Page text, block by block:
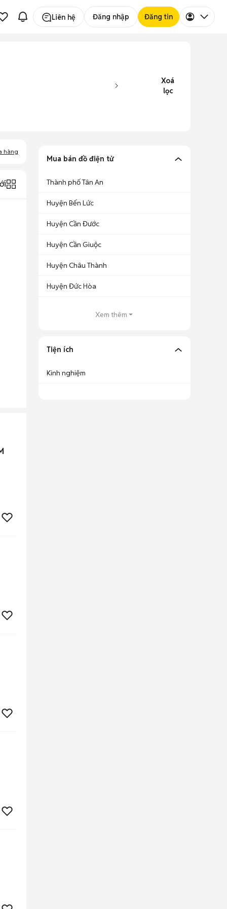
Liên hệ Đăng nhập Đăng tin
Xoá
lọc
hàng
Mua bán đồ điện tử
Thành phố Tân An
Huyện Bến Lức
Huyện Cần Đước
Huyện Cần Giuộc
Huyện Châu Thành
Huyện Đức Hòa
Xem thêm
Tiện ích
Kinh nghiệm